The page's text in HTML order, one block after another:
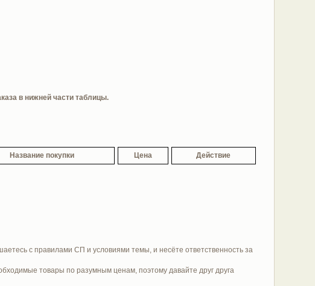
в нижней части таблицы.
Название покупки Цена Действие
с правилами СП и условиями темы, и несёте ответственность за
товары по разумным ценам, поэтому давайте друг друга